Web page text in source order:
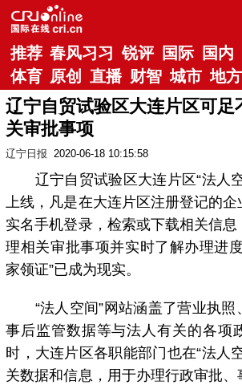
推荐 春风习习 锐评 国际 国内
体育 原创 直播 财智 城市 地方
辽宁自贸试验区大连片区可足
关审批事项
辽宁日报 2020-06-18 10:15:58
辽宁自贸试验区大连片区“法人
上线，凡是在大连片区注册登记的
实名手机登录，检索或下载相关信
理相关审批事项并实时了解办理进
家领证”已成为现实。
“法人空间”网站涵盖了营业执照
事后监管数据等与法人有关的各项
时，大连片区各职能部门也在“法人
关数据和信息，用于办理行政审批